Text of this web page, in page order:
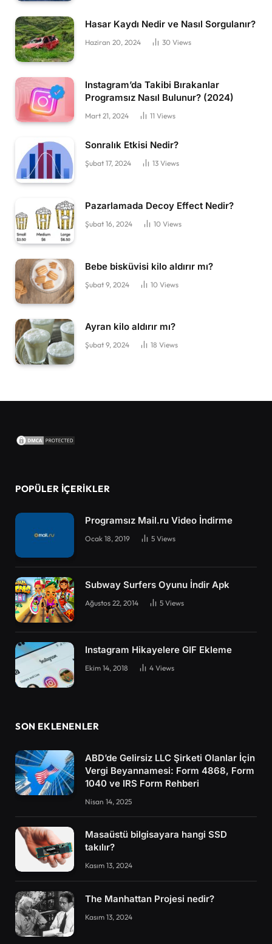
Hasar Kaydı Nedir ve Nasıl Sorgulanır?
Haziran 20, 2024 30 Views
Instagram’da Takibi Bırakanlar
Programsız Nasıl Bulunur? (2024)
Mart 21, 2024 11 Views
Sonralık Etkisi Nedir?
Şubat 17, 2024 13 Views
Pazarlamada Decoy Effect Nedir?
Şubat 16, 2024 10 Views
Bebe bisküvisi kilo aldırır mı?
Şubat 9, 2024 10 Views
Ayran kilo aldırır mı?
Şubat 9, 2024 18 Views
POPÜLER İÇERIKLER
Programsız Mail.ru Video İndirme
Ocak 18, 2019 5 Views
Subway Surfers Oyunu İndir Apk
Ağustos 22, 2014 5 Views
Instagram Hikayelere GIF Ekleme
Ekim 14, 2018 4 Views
SON EKLENENLER
ABD’de Gelirsiz LLC Şirketi Olanlar İçin
Vergi Beyannamesi: Form 4868, Form
1040 ve IRS Form Rehberi
Nisan 14, 2025
Masaüstü bilgisayara hangi SSD
takılır?
Kasım 13, 2024
The Manhattan Projesi nedir?
Kasım 13, 2024